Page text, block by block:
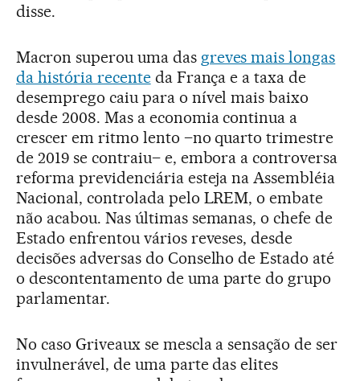
disse.
Macron superou uma das greves mais longas
da história recenteda França e a taxa de
desemprego caiu para o nível mais baixo
desde 2008. Mas a economia continua a
crescer em ritmo lento –no quarto trimestre
de 2019 se contraiu– e, embora a controversa
reforma previdenciária esteja na Assembléia
Nacional, controlada pelo LREM, o embate
não acabou. Nas últimas semanas, o chefe de
Estado enfrentou vários reveses, desde
decisões adversas do Conselho de Estado até
o descontentamento de uma parte do grupo
parlamentar.
No caso Griveaux se mescla a sensação de ser
invulnerável, de uma parte das elites